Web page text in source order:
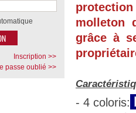
molleton
grâce à
- 4 coloris:
Inscription >>
passe oublié >>